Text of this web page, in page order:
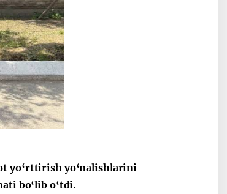
yo‘rttirish yo‘nalishlarini
bo‘lib o‘tdi.